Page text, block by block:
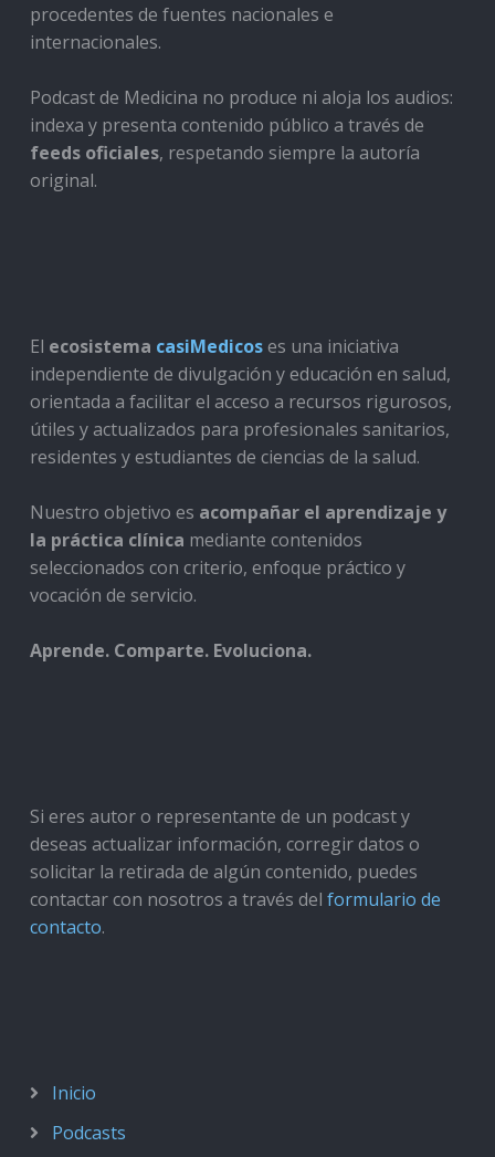
procedentes de fuentes nacionales e
internacionales.
Podcast de Medicina no produce ni aloja los audios:
indexa y presenta contenido público a través de
feeds oficiales, respetando siempre la autoría
original.
El ecosistema casiMedicoses una iniciativa
independiente de divulgación y educación en salud,
orientada a facilitar el acceso a recursos rigurosos,
útiles y actualizados para profesionales sanitarios,
residentes y estudiantes de ciencias de la salud.
Nuestro objetivo es acompañar el aprendizaje y
la práctica clínica mediante contenidos
seleccionados con criterio, enfoque práctico y
vocación de servicio.
Aprende. Comparte. Evoluciona.
Si eres autor o representante de un podcast y
deseas actualizar información, corregir datos o
solicitar la retirada de algún contenido, puedes
contactar con nosotros a través del formulario de
contacto.
Inicio
Podcasts